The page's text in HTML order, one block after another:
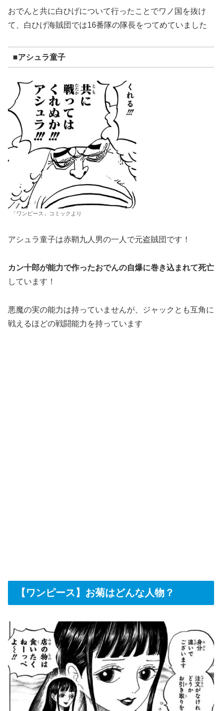
おでんと共に白ひげについて行ったことでワノ国を抜け
て、白ひげ海賊団では16番隊の隊長をつてめていました
■アシュラ童子
「ワンピース」コミックより
アシュラ童子は赤鞘九人男の一人で元盗賊団です！
カン十郎が能力で作ったおでんの自爆に巻き込まれて死亡
しています！
悪魔の実の能力は持っていませんが、ジャックとも互角に
戦えるほどの戦闘能力を持っています
【ワンピース】お菊はどんな人物？